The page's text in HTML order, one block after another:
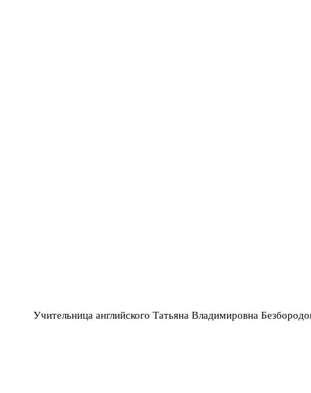
Учительница английского Татьяна Владимировна